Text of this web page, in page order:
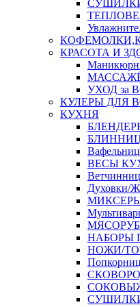
КРАСОТА И
УХОД за
КУЛЕРЫ ДЛЯ
КУХНЯ
ВЕСЫ
Духовки/
НАБОРЫ
НОЖИ/
СУШИЛКИ